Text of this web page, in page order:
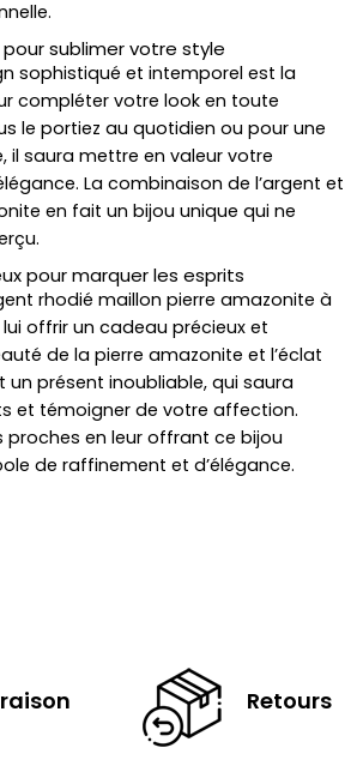
sublimer votre style
sophistiqué et intemporel est la
compléter votre look en toute
le portiez au quotidien ou pour une
il saura mettre en valeur votre
La combinaison de l’argent et
en fait un bijou unique qui ne
pour marquer les esprits
rhodié maillon pierre amazonite à
lui offrir un cadeau précieux et
de la pierre amazonite et l’éclat
un présent inoubliable, qui saura
et témoigner de votre affection.
proches en leur offrant ce bijou
de raffinement et d’élégance.
Retours